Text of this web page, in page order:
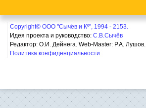
Copyright© ООО "Сычёв и Кº", 1994 - 2153.
Идея проекта и руководство: С.В.Сычёв
Редактор: О.И. Дейнега. Web-Master: Р.А. Лушов.
Политика конфиденциальности